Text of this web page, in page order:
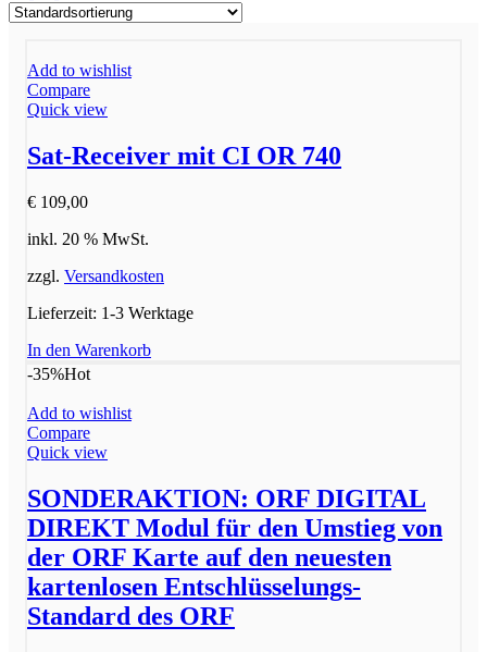
Add to wishlist
Compare
Quick view
Sat-Receiver mit CI OR 740
€ 109,00
inkl. 20 % MwSt.
zzgl. Versandkosten
Lieferzeit: 1-3 Werktage
In den Warenkorb
-35%Hot
Add to wishlist
Compare
Quick view
SONDERAKTION: ORF DIGITAL
DIREKT Modul für den Umstieg von
der ORF Karte auf den neuesten
kartenlosen Entschlüsselungs-
Standard des ORF